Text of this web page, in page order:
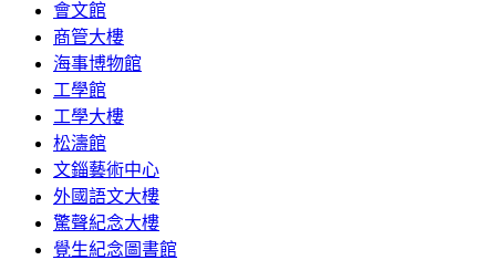
會文館
商管大樓
海事博物館
工學館
工學大樓
松濤館
文錙藝術中心
外國語文大樓
驚聲紀念大樓
覺生紀念圖書館